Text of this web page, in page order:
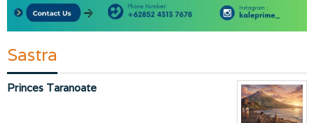
Sastra
Princes Taranoate